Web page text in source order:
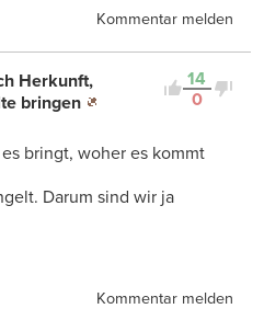
Kommentar melden
14
0
Herkunft,
bringen
bringt, woher es kommt
Darum sind wir ja
Kommentar melden